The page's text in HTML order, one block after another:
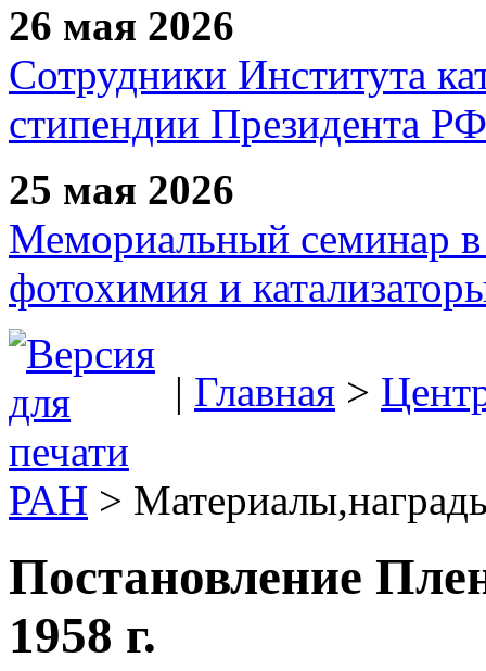
26 мая 2026
Сотрудники Института
стипендии Президента РФ
25 мая 2026
Мемориальный семинар в
фотохимия и
| Главная >
РАН >
Постановление
1958 г.